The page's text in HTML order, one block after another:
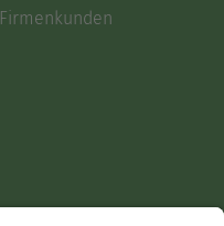
Firmenkunden